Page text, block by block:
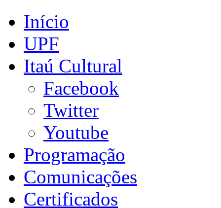
Início
UPF
Itaú Cultural
Facebook
Twitter
Youtube
Programação
Comunicações
Certificados